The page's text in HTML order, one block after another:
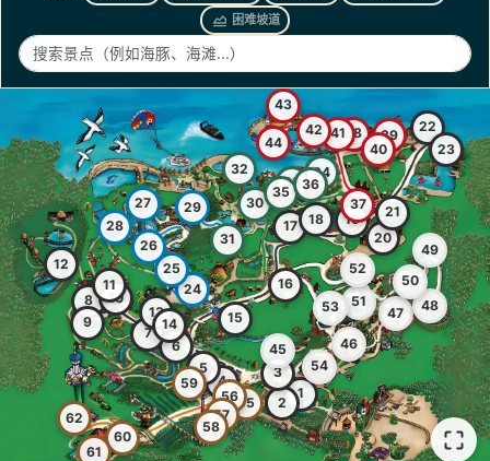
困难坡道
1
2
3
4
5
6
7
8
9
10
11
12
13
14
15
16
17 18
19
20
21
22
23
24
25
26
27
28
29 30
31
32
33
34
35
36
37
38
39
40
41
42
43
44
45 46
47
48
49
50
51
52
53
54
55
56
57
58
59
60
61
62